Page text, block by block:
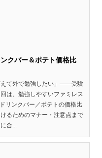
クバー＆ポテト価格比
えて外で勉強したい」——受験
は、勉強しやすいファミレス
リンクバー／ポテトの価格比
るためのマナー・注意点まで
合...